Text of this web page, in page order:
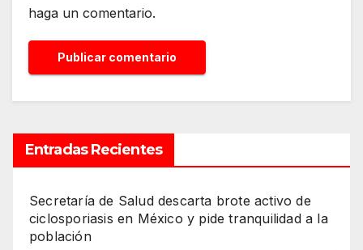
haga un comentario.
Entradas Recientes
Secretaría de Salud descarta brote activo de
ciclosporiasis en México y pide tranquilidad a la
población